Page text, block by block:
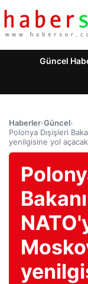
Güncel
Haberler›Güncel›
Polonya Dışişleri
yenilgisine yol açacak